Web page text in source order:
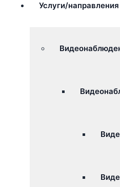
Услуги/направления